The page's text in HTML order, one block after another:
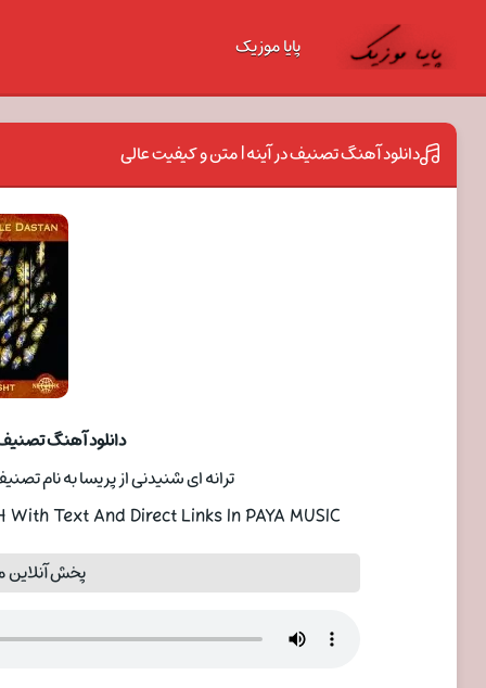
پایا موزیک
دانلود آهنگ تصنیف در آینه | متن و کیفیت عالی
دانلود آهنگ
ترانه ای شنیدنی از پریسا به نام تصنیف در آینه
With Text And Direct Links In PAYA MUSIC
پخش آنلاین